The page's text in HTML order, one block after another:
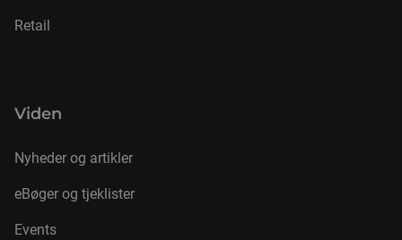
Retail
Viden
Nyheder og artikler
eBøger og tjeklister
Events